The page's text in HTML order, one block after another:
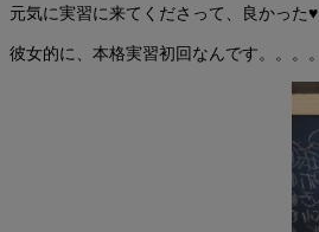
元気に実習に来てくださって、良かった♥
彼女的に、本格実習初回なんです。。。。